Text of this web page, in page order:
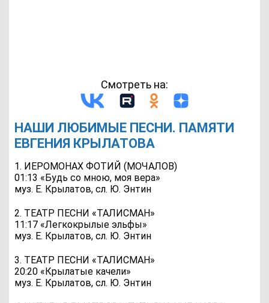
Смотреть на:
НАШИ ЛЮБИМЫЕ ПЕСНИ. ПАМЯТИ
ЕВГЕНИЯ КРЫЛАТОВА
1. ИЕРОМОНАХ ФОТИЙ (МОЧАЛОВ)
01:13 «Будь со мною, моя вера»
муз. Е. Крылатов, сл. Ю. Энтин
2. ТЕАТР ПЕСНИ «ТАЛИСМАН»
11:17 «Легкокрылые эльфы»
муз. Е. Крылатов, сл. Ю. Энтин
3. ТЕАТР ПЕСНИ «ТАЛИСМАН»
20:20 «Крылатые качели»
муз. Е. Крылатов, сл. Ю. Энтин